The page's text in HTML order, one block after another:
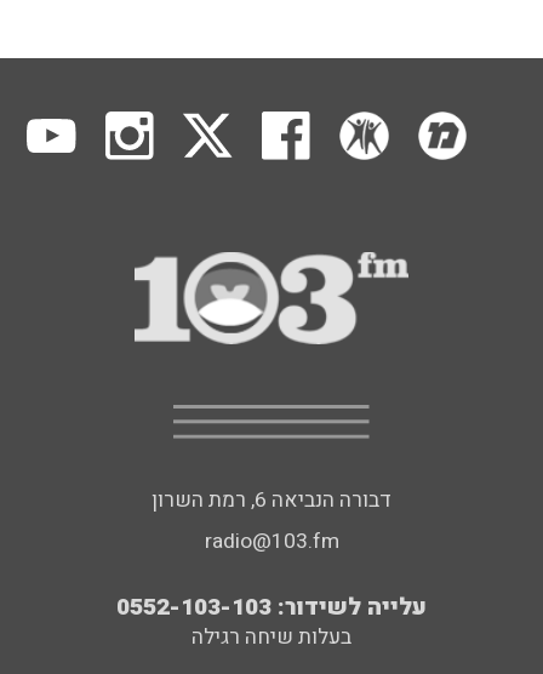
דבורה הנביאה 6, רמת השרון
radio@103.fm
עלייה לשידור: 0552-103-103
בעלות שיחה רגילה